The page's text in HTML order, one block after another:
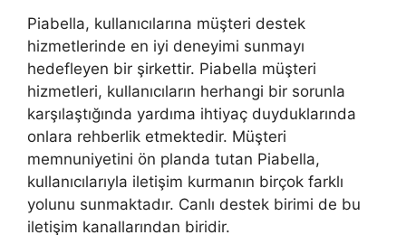
Piabella, kullanıcılarına müşteri destek
hizmetlerinde en iyi deneyimi sunmayı
hedefleyen bir şirkettir. Piabella müşteri
hizmetleri, kullanıcıların herhangi bir sorunla
karşılaştığında yardıma ihtiyaç duyduklarında
onlara rehberlik etmektedir. Müşteri
memnuniyetini ön planda tutan Piabella,
kullanıcılarıyla iletişim kurmanın birçok farklı
yolunu sunmaktadır. Canlı destek birimi de bu
iletişim kanallarından biridir.